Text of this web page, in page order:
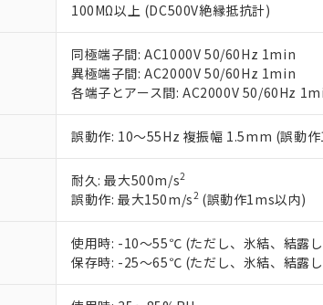
100MΩ以上 (DC500V絶縁抵抗計)
同極端子間: AC1000V 50/60Hz 1min
異極端子間: AC2000V 50/60Hz 1min
各端子とアース間: AC2000V 50/60Hz
誤動作: 10～55Hz 複振幅 1.5mm (誤動
耐久: 最大500m/s2
誤動作: 最大150m/s2(誤動作1ms以内)
使用時: -10～55℃ (ただし、氷結、結露
保存時: -25～65℃ (ただし、氷結、結露
本サービスは、当社制御機器事
当社制御機器事業取扱商品の中
在庫状況および標準価格照会結
のであり、閲覧された時点での
い。
正式な納期状況および標準価格
当社販売員にご相談ください。
オムロン制御機器販売店や当社販
在庫状況および標準価格結果を
マイパーツ機能（部品リスト作
ている必要があります。
お客様が当ウェブサイト上で当
鉛(Pb) 1000ppm以下、 水銀(Hg) 1000ppm以下
六価クロム(Cr(Ⅵ)) 1000ppm以下、ポリ臭化ビフ
フタル酸ビス(2-エチルヘキシル) (DEHP)(別名：
ル（DBP） 1000ppm以下、フタル酸ジイソブチ
但し、RoHS指令で産業用監視および制御機器に
※2 対応予定月
部品在庫の切り替え状況などにより、
※3 非含有証明書ダウンロード
「×」：最大均質材料含有率が中国
「－」：未確認です。当社販売部門
*中国RoHS10物質の基準値 (GB/T26572)：
Pb(鉛) :1000ppm、 Hg(水銀) : 1000ppm、 Cd(カ
Cr(Ⅵ)(六価クロム) : 1000ppm、 PBBs(ポリ臭化
DBP(フタル酸ジブチル) : 1000ppm、 DIBP(フタ
DEHP(フタル酸ビス(2-エチルヘキシル)) :
※2 環境保護使用期限
「ｅ」：有害物質（10物質）のすべ
「10」：通常の使用状況下において
味します。
などの必要な手続きをとります。
当社は規制貨物を破棄する場合
ます。
当社は貴社製品を、核兵器、ミ
置等に一切使用いたしません。
当社は、貴社製品を第三者に販
また当社は、販売先および販売
たしません。
記
号
説明
○ 一定数以上の在庫あり
△ 一定数には満たないが在庫
－
在庫なし(最新の在庫状況に
機器販売店・当社販売員に
空
白
受注生産機種、また在庫状